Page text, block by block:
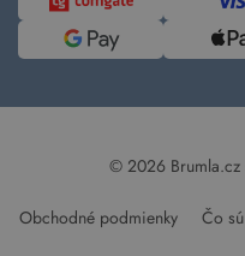
© 2026 Brumla.cz
Obchodné podmienky Čo